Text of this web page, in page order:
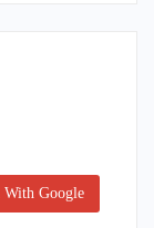
Google